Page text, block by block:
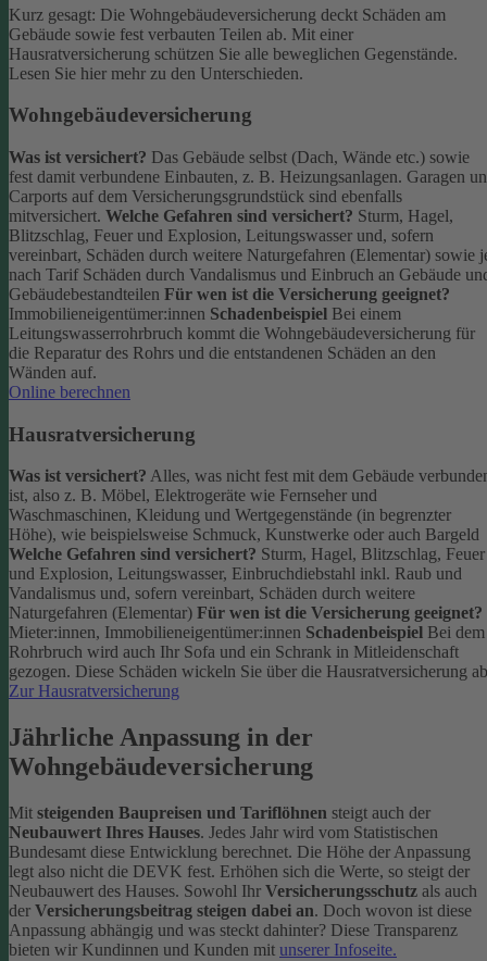
Kurz gesagt: Die Wohngebäudeversicherung deckt Schäden am
Gebäude sowie fest verbauten Teilen ab. Mit einer
Hausratversicherung schützen Sie alle beweglichen Gegenstände.
Lesen Sie hier mehr zu den Unterschieden.
Wohngebäudeversicherung
Was ist versichert? Das Gebäude selbst (Dach, Wände etc.) sowie
fest damit verbundene Einbauten, z. B. Heizungsanlagen. Garagen
Carports auf dem Versicherungsgrundstück sind ebenfalls
mitversichert. Welche Gefahren sind versichert? Sturm, Hagel,
Blitzschlag, Feuer und Explosion, Leitungswasser und, sofern
vereinbart, Schäden durch weitere Naturgefahren (Elementar) sowie
nach Tarif Schäden durch Vandalismus und Einbruch an Gebäude
Gebäudebestandteilen Für wen ist die Versicherung geeignet?
Immobilieneigentümer:innen Schadenbeispiel Bei einem
Leitungswasserrohrbruch kommt die Wohngebäudeversicherung für
die Reparatur des Rohrs und die entstandenen Schäden an den
Wänden auf.
Online berechnen
Hausratversicherung
Was ist versichert? Alles, was nicht fest mit dem Gebäude
ist, also z. B. Möbel, Elektrogeräte wie Fernseher und
Waschmaschinen, Kleidung und Wertgegenstände (in begrenzter
Höhe), wie beispielsweise Schmuck, Kunstwerke oder auch Bargeld
Welche Gefahren sind versichert? Sturm, Hagel, Blitzschlag, Feuer
und Explosion, Leitungswasser, Einbruchdiebstahl inkl. Raub und
Vandalismus und, sofern vereinbart, Schäden durch weitere
Naturgefahren (Elementar) Für wen ist die Versicherung geeignet?
Mieter:innen, Immobilieneigentümer:innen Schadenbeispiel Bei dem
Rohrbruch wird auch Ihr Sofa und ein Schrank in Mitleidenschaft
gezogen. Diese Schäden wickeln Sie über die Hausratversicherung
Zur Hausratversicherung
Jährliche Anpassung in der
Wohngebäudeversicherung
Mit steigenden Baupreisen und Tariflöhnen steigt auch der
Neubauwert Ihres Hauses. Jedes Jahr wird vom Statistischen
Bundesamt diese Entwicklung berechnet. Die Höhe der Anpassung
legt also nicht die DEVK fest. Erhöhen sich die Werte, so steigt der
Neubauwert des Hauses. Sowohl Ihr Versicherungsschutz als auch
der Versicherungsbeitrag steigen dabei an. Doch wovon ist diese
Anpassung abhängig und was steckt dahinter? Diese Transparenz
bieten wir Kundinnen und Kunden mit unserer Infoseite.